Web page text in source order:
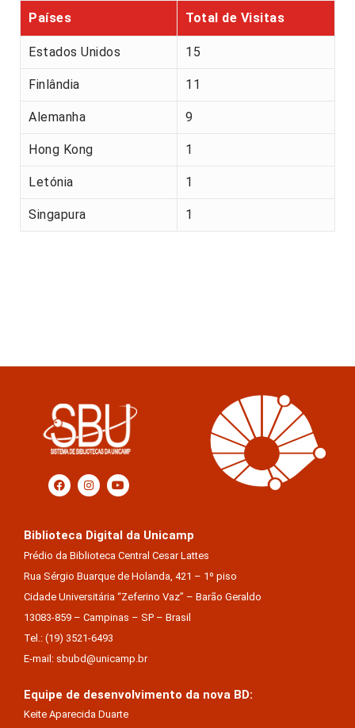
Países
Total de Visitas
Estados Unidos 15
Finlândia 11
Alemanha 9
Hong Kong 1
Letónia 1
Singapura 1
Biblioteca Digital da Unicamp
Prédio da Biblioteca Central Cesar Lattes
Rua Sérgio Buarque de Holanda, 421 – 1º piso
Cidade Universitária “Zeferino Vaz” – Barão Geraldo
13083-859 – Campinas – SP – Brasil
Tel.: (19) 3521-6493
E-mail: sbubd@unicamp.br
Equipe de desenvolvimento da nova BD:
Keite Aparecida Duarte